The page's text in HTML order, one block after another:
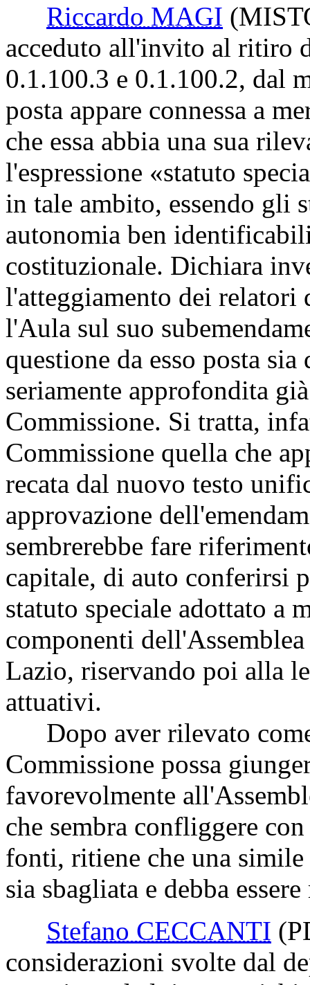
Riccardo MAGI
acceduto all'invito al ritiro
0.1.100.3 e 0.1.100.2, dal
posta appare connessa a
che essa abbia una sua
l'espressione «statuto
in tale ambito, essendo gli
autonomia ben
costituzionale. Dichiara
l'atteggiamento dei relatori
l'Aula sul suo
questione da esso posta
seriamente approfondita
Commissione. Si tratta,
Commissione quella che
recata dal nuovo testo
approvazione
sembrerebbe fare
capitale, di auto conferirsi
statuto speciale adottato a
componenti
Lazio, riservando poi alla
attuativi.
Dopo aver rilevato come
Commissione possa
favorevolmente
che sembra confliggere
fonti, ritiene che una
sia sbagliata e debba
Stefano CECCANTI
considerazioni svolte dal